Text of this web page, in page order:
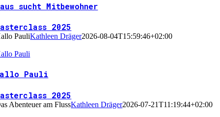
sucht Mitbewohner
2025
PauliKathleen Dräger2026-08-04T15:59:46+02:00
Pauli
Pauli
2025
Abenteuer am FlussKathleen Dräger2026-07-21T11:19:44+02:00